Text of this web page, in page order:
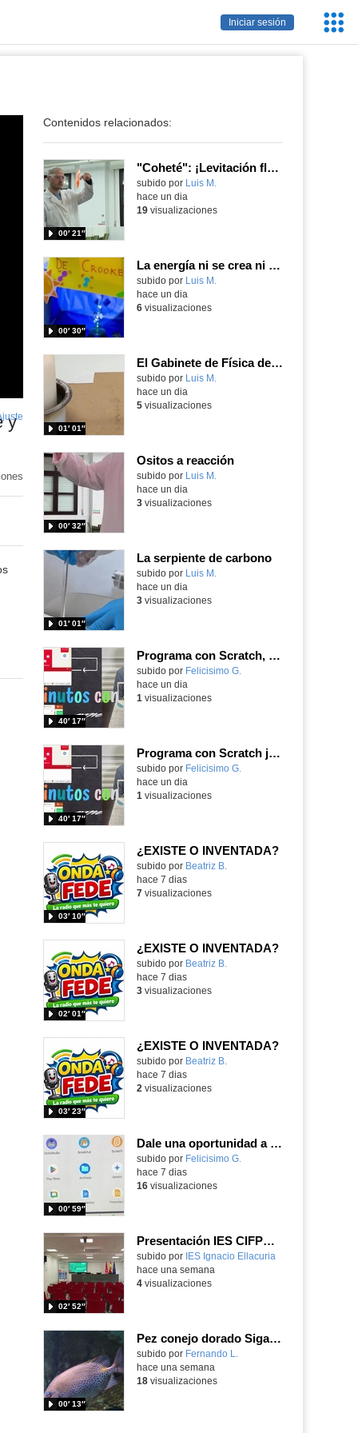
Iniciar sesión
y
pantalla
Contenidos relacionados:
"Coheté": ¡Levitación flamígera!
Contenido educativo.
subido por Luis M.
00′ 21″
hace un dia
19visualizaciones
La energía ni se crea ni se destruye... ¡se experimenta! El Tierno en la Feria Madrid es Ciencia 2026
Contenido educativo.
subido por Luis M.
00′ 30″
hace un dia
6visualizaciones
El Gabinete de Física del IES Enrique Tierno Galván de Parla (Curso 25-26)
Contenido educativo.
subido por Luis M.
01′ 01″
hace un dia
5visualizaciones
Ositos a reacción
Contenido educativo.
subido por Luis M.
00′ 32″
hace un dia
3visualizaciones
La serpiente de carbono
Contenido educativo.
subido por Luis M.
01′ 01″
hace un dia
3visualizaciones
Programa con Scratch, 8 diferentes juegos para vivir la emoción de los partidos de España en el mundial 2026
Contenido educativo.
subido por Felicisimo G.
40′ 17″
hace un dia
1 visualizaciones
Programa con Scratch juegos con los partidos del mundial 2026 ganados por España
Contenido educativo.
subido por Felicisimo G.
40′ 17″
hace un dia
1 visualizaciones
¿EXISTE O INVENTADA?
Contenido educativo.
subido por Beatriz B.
03′ 10″
hace 7 dias
7visualizaciones
¿EXISTE O INVENTADA?
Contenido educativo.
subido por Beatriz B.
02′ 01″
hace 7 dias
3visualizaciones
¿EXISTE O INVENTADA?
Contenido educativo.
subido por Beatriz B.
03′ 23″
hace 7 dias
2 visualizaciones
Dale una oportunidad a los Chromebooks y utiliza un proyector para realizar talleres si no tienes pantallas táctiles
Contenido educativo.
subido por Felicisimo G.
00′ 59″
hace 7 dias
16visualizaciones
Presentación IES CIFPD Ignacio Ellacuría
Contenido educativo.
subido por IES Ignacio Ellacuria
02′ 52″
hace una semana
4visualizaciones
Pez conejo dorado Siganus guttatus (Bloch, 1786)
Contenido educativo.
subido por Fernando L.
00′ 13″
hace una semana
18visualizaciones